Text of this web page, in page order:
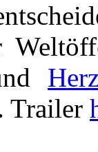
Trailer